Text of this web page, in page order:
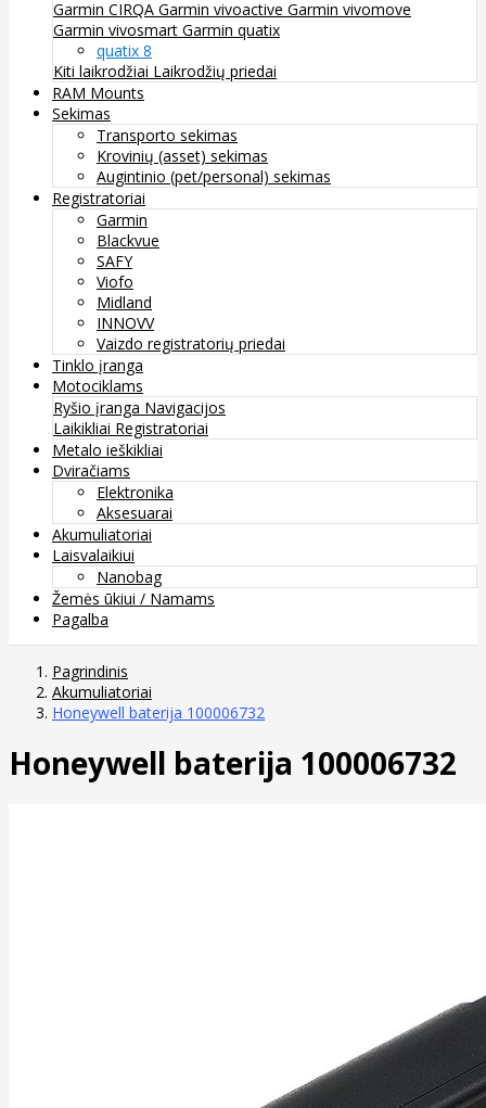
Garmin CIRQA Garmin vivoactive Garmin vivomove
Garmin vivosmart Garmin quatix
quatix 8
Kiti laikrodžiai Laikrodžių priedai
RAM Mounts
Sekimas
Transporto sekimas
Krovinių (asset) sekimas
Augintinio (pet/personal) sekimas
Registratoriai
Garmin
Blackvue
SAFY
Viofo
Midland
INNOVV
Vaizdo registratorių priedai
Tinklo įranga
Motociklams
Ryšio įranga Navigacijos
Laikikliai Registratoriai
Metalo ieškikliai
Dviračiams
Elektronika
Aksesuarai
Akumuliatoriai
Laisvalaikiui
Nanobag
Žemės ūkiui / Namams
Pagalba
Pagrindinis
Akumuliatoriai
Honeywell baterija 100006732
Honeywell baterija 100006732